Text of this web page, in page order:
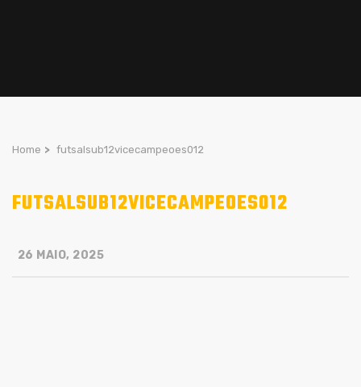
Home > futsalsub12vicecampeoes012
FUTSALSUB12VICECAMPEOES012
26 MAIO, 2025